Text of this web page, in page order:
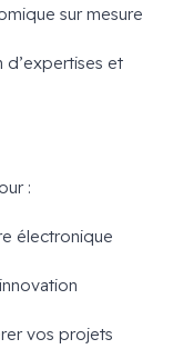
sur mesure
d’expertises et
:
électronique
vos projets